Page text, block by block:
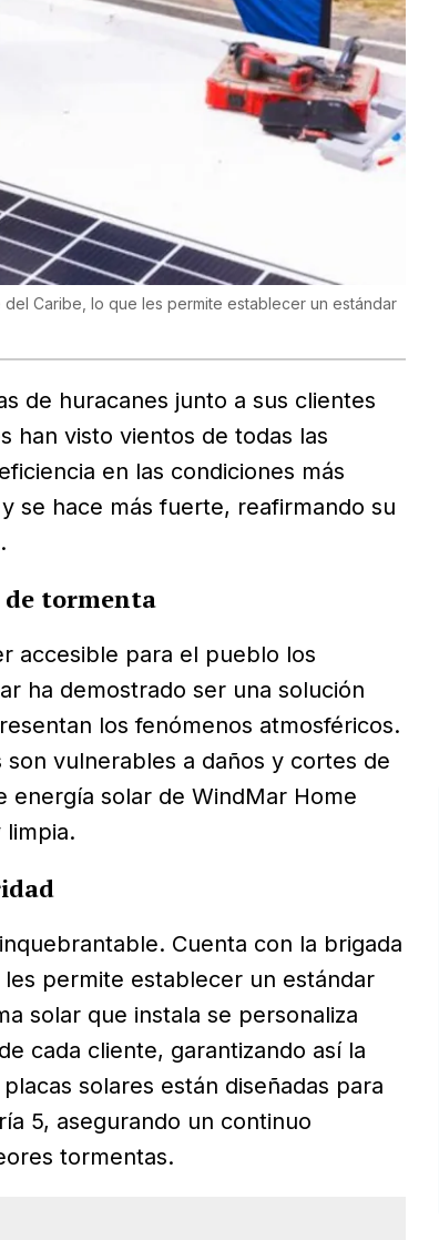
Caribe, lo que les permite establecer un estándar
de huracanes junto a sus clientes
han visto vientos de todas las
en las condiciones más
se hace más fuerte, reafirmando su
de tormenta
accesible para el pueblo los
ha demostrado ser una solución
los fenómenos atmosféricos.
vulnerables a daños y cortes de
energía solar de WindMar Home
Cuenta con la brigada
permite establecer un estándar
solar que instala se personaliza
cada cliente, garantizando así la
solares están diseñadas para
5, asegurando un continuo
tormentas.